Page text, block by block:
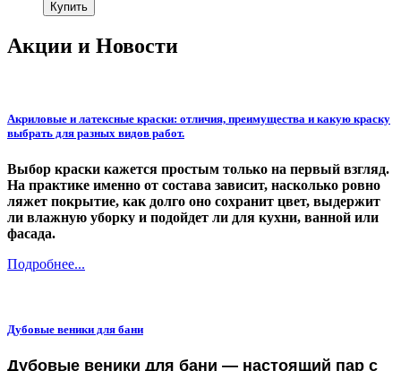
Акции и Новости
Акриловые и латексные краски: отличия, преимущества и какую краску
выбрать для разных видов работ.
Выбор краски кажется простым только на первый взгляд.
На практике именно от состава зависит, насколько ровно
ляжет покрытие, как долго оно сохранит цвет, выдержит
ли влажную уборку и подойдет ли для кухни, ванной или
фасада.
Подробнее...
Дубовые веники для бани
Дубовые веники для бани — настоящий пар с